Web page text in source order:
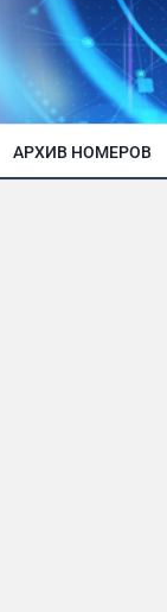
АРХИВ НОМЕРОВ